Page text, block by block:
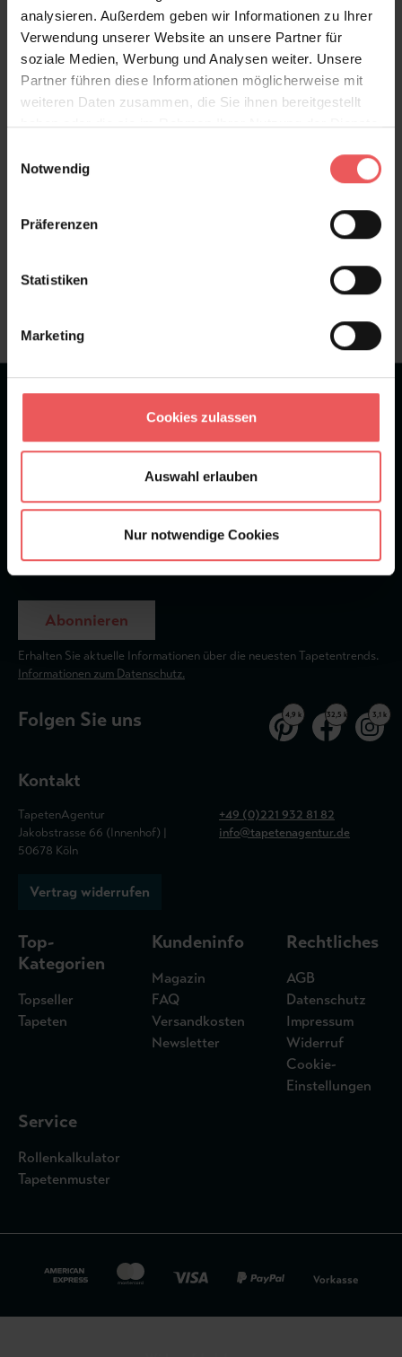
analysieren. Außerdem geben wir Informationen zu Ihrer
Verwendung unserer Website an unsere Partner für
soziale Medien, Werbung und Analysen weiter. Unsere
Partner führen diese Informationen möglicherweise mit
weiteren Daten zusammen, die Sie ihnen bereitgestellt
haben oder die sie im Rahmen Ihrer Nutzung der Dienste
Notwendig
Präferenzen
Statistiken
Marketing
Cookies zulassen
Auswahl erlauben
Nur notwendige Cookies
Versand & Zahlung
Bewertungen
Frage stellen
Newsletter
Abonnieren
Erhalten Sie aktuelle Informationen über die neuesten Tapetentrends.
Informationen zum Datenschutz.
Folgen Sie uns 4,9 k 32,5 k 3,1 k
Kontakt
TapetenAgentur
Jakobstrasse 66 (Innenhof) |
50678 Köln
+49 (0)221 932 81 82
info@tapetenagentur.de
Vertrag widerrufen
Top-
Kategorien
Topseller
Tapeten
Kundeninfo
Magazin
FAQ
Versandkosten
Newsletter
Rechtliches
AGB
Datenschutz
Impressum
Widerruf
Cookie-
Einstellungen
Service
Rollenkalkulator
Tapetenmuster